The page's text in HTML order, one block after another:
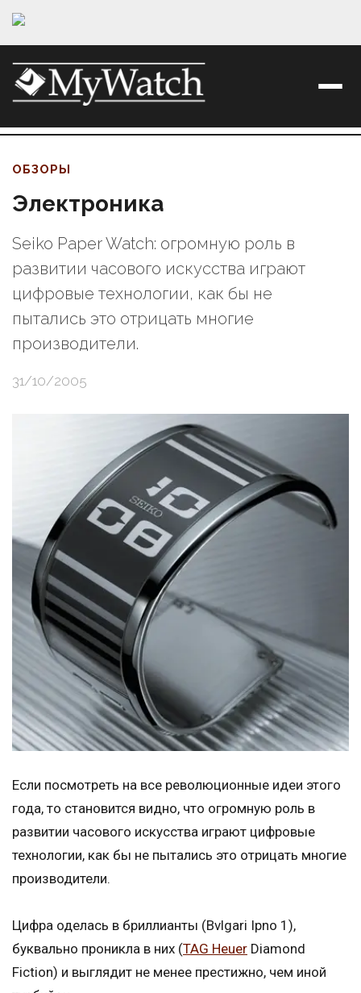
ОБЗОРЫ
Электроника
Seiko Paper Watch: огромную роль в
развитии часового искусства играют
цифровые технологии, как бы не
пытались это отрицать многие
производители.
31/10/2005
Если посмотреть на все революционные идеи этого
года, то становится видно, что огромную роль в
развитии часового искусства играют цифровые
технологии, как бы не пытались это отрицать многие
производители.
Цифра оделась в бриллианты (Bvlgari Ipno 1),
буквально проникла в них (TAG Heuer Diamond
Fiction) и выглядит не менее престижно, чем иной